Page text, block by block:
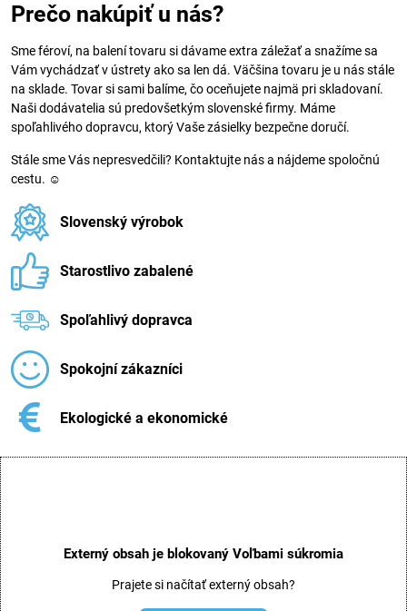
Prečo nakúpiť u nás?
Sme féroví, na balení tovaru si dávame extra záležať a snažíme sa
Vám vychádzať v ústrety ako sa len dá. Väčšina tovaru je u nás stále
na sklade. Tovar si sami balíme, čo oceňujete najmä pri skladovaní.
Naši dodávatelia sú predovšetkým slovenské firmy. Máme
spoľahlivého dopravcu, ktorý Vaše zásielky bezpečne doručí.
Stále sme Vás nepresvedčili? Kontaktujte nás a nájdeme spoločnú
cestu. ☺
Slovenský výrobok
Starostlivo zabalené
Spoľahlivý dopravca
Spokojní zákazníci
Ekologické a ekonomické
Externý obsah je blokovaný Voľbami súkromia
Prajete si načítať externý obsah?